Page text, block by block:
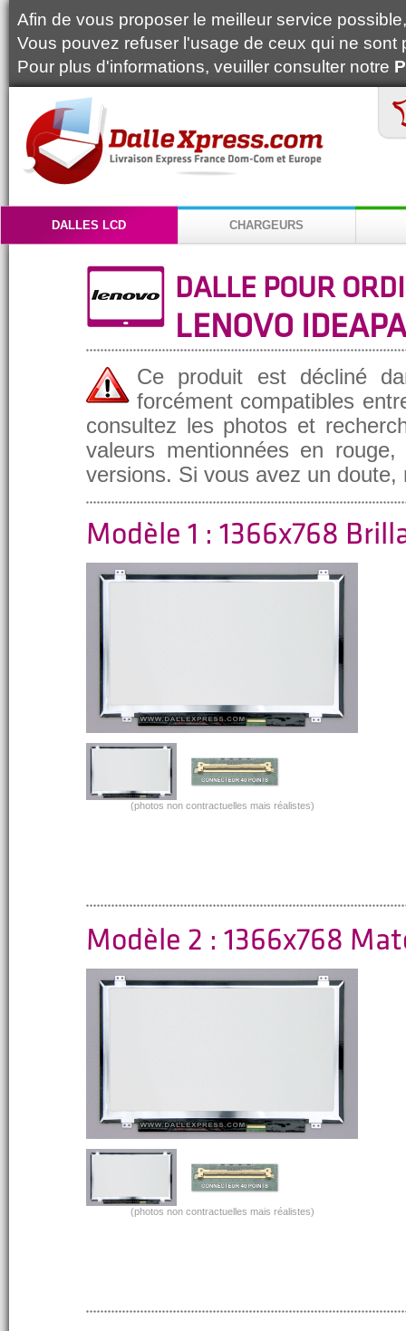
Afin de vous proposer le meilleur service
Vous pouvez refuser l'usage de ceux qui ne
Pour plus d'informations, veuiller consulter notre
DALLES LCD CHARGEURS
DALLE POUR
LENOVO
Ce produit est décliné
forcément compatibles
consultez les photos et
valeurs mentionnées en
versions. Si vous avez un
Modèle 1 : 1366x768
(photos non contractuelles mais réalistes)
Modèle 2 : 1366x768
(photos non contractuelles mais réalistes)